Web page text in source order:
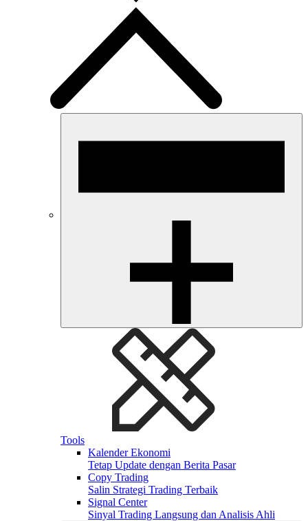
Tools
Kalender Ekonomi
Tetap Update dengan Berita Pasar
Copy Trading
Salin Strategi Trading Terbaik
Signal Center
Sinyal Trading Langsung dan Analisis Ahli